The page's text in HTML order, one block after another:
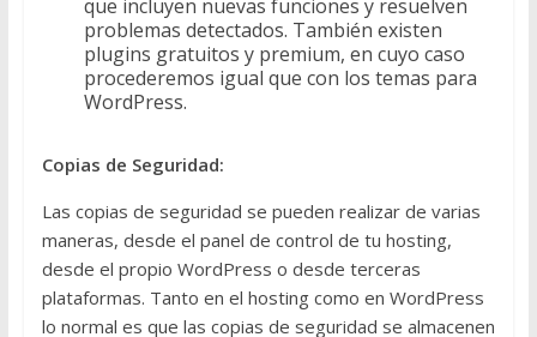
que incluyen nuevas funciones y resuelven
problemas detectados. También existen
plugins gratuitos y premium, en cuyo caso
procederemos igual que con los temas para
WordPress.
Copias de Seguridad:
Las copias de seguridad se pueden realizar de varias
maneras, desde el panel de control de tu hosting,
desde el propio WordPress o desde terceras
plataformas. Tanto en el hosting como en WordPress
lo normal es que las copias de seguridad se almacenen